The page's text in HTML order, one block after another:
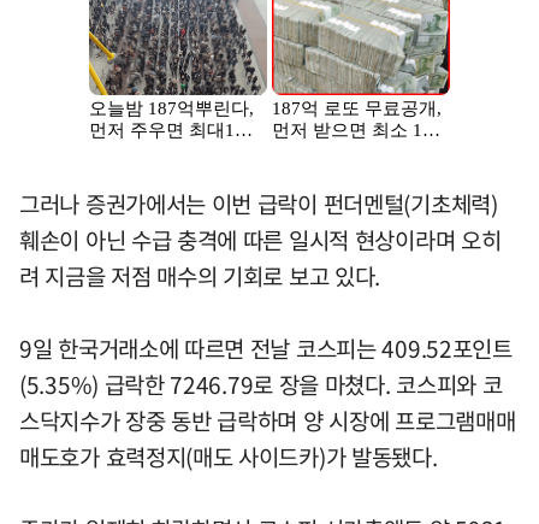
그러나 증권가에서는 이번 급락이 펀더멘털(기초체력)
훼손이 아닌 수급 충격에 따른 일시적 현상이라며 오히
려 지금을 저점 매수의 기회로 보고 있다.
9일 한국거래소에 따르면 전날 코스피는 409.52포인트
(5.35%) 급락한 7246.79로 장을 마쳤다. 코스피와 코
스닥지수가 장중 동반 급락하며 양 시장에 프로그램매매
매도호가 효력정지(매도 사이드카)가 발동됐다.